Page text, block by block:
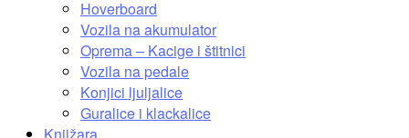
Hoverboard
Vozila na akumulator
Oprema – Kacige i štitnici
Vozila na pedale
Konjici ljuljalice
Guralice i klackalice